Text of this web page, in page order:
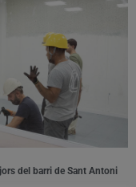
del barri de Sant Antoni